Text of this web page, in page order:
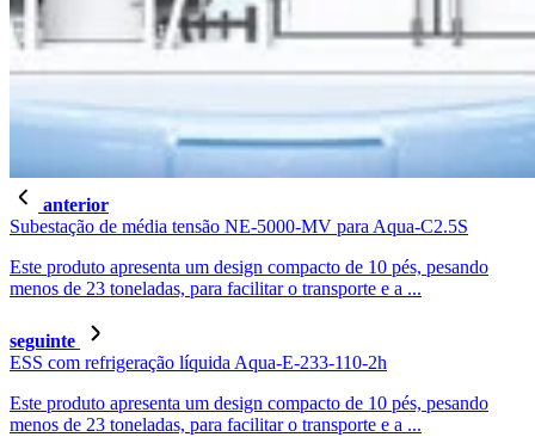
anterior
Subestação de média tensão NE-5000-MV para Aqua-C2.5S
Este produto apresenta um design compacto de 10 pés, pesando
menos de 23 toneladas, para facilitar o transporte e a ...
seguinte
ESS com refrigeração líquida Aqua-E-233-110-2h
Este produto apresenta um design compacto de 10 pés, pesando
menos de 23 toneladas, para facilitar o transporte e a ...